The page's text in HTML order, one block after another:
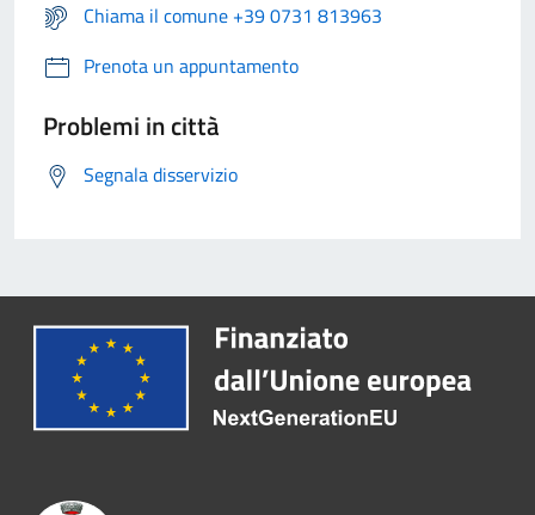
Chiama il comune +39 0731 813963
Prenota un appuntamento
Problemi in città
Segnala disservizio